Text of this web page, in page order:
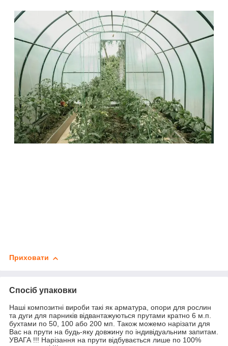
Приховати
Спосіб упаковки
Наші композитні вироби такі як арматура, опори для рослин
та дуги для парників відвантажуються прутами кратно 6 м.п.
бухтами по 50, 100 або 200 мп. Також можемо нарізати для
Вас на прути на будь-яку довжину по індивідуальним запитам.
УВАГА !!! Нарізання на прути відбувається лише по 100%